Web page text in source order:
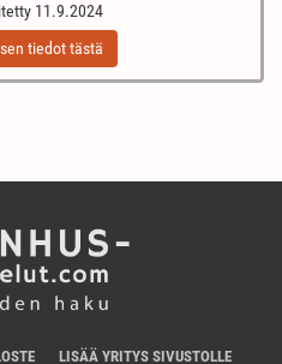
11.9.2024
tiedot tästä
LISÄÄ YRITYS SIVUSTOLLE